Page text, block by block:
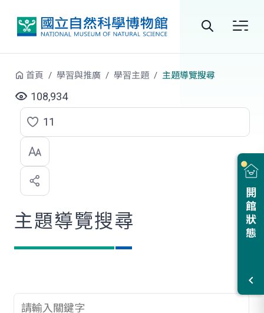
站
尋
開館狀態
首頁 學習與推廣 學習主題 主題導覽搜尋
108,934
點
選
喜
歡
11
主題導覽搜尋
查詢關鍵字